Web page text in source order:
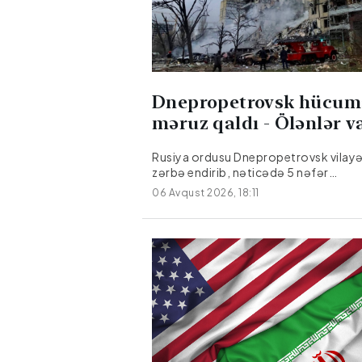
Dnepropetrovsk
məruz qaldı - Ölənlər
Rusiya ordusu Dnepropetrovsk
zərbə endirib, nəticədə 5 nəfər
ölüb.Citypost.az Milli.Az-a istinadən
verir ki, bu barədə Dnepropetrovsk
hərbi administrasiyasının rəhbəri
verib.Hücum nəticəsində üç nəfər
Yaralılar hamısı xəstəxanaya
onlardan birinin vəziyyəti ağırdır.
06 Avqust 2026, 18:11